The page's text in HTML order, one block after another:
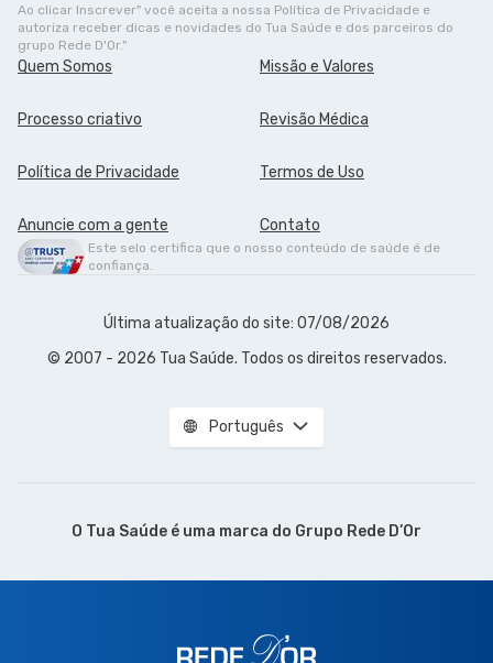
Ao clicar Inscrever" você aceita a nossa Política de Privacidade e
autoriza receber dicas e novidades do Tua Saúde e dos parceiros do
grupo Rede D'Or."
Quem Somos Missão e Valores
Processo criativo Revisão Médica
Política de Privacidade Termos de Uso
Anuncie com a gente Contato
Este selo certifica que o nosso conteúdo de saúde é de
confiança.
Última atualização do site: 07/08/2026
© 2007 - 2026 Tua Saúde. Todos os direitos reservados.
Português
O Tua Saúde é uma marca do Grupo Rede D’Or